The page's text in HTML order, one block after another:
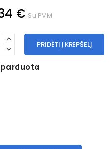
€ Su PVM
PRIDĖTI Į KREPŠELĮ